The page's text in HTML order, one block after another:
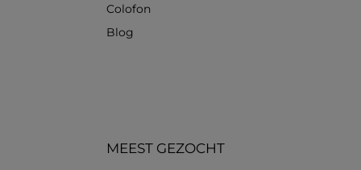
Colofon
Blog
MEEST GEZOCHT